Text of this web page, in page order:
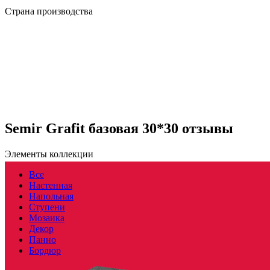
Страна производства
Semir Grafit базовая 30*30 отзывы
Элементы коллекции
Все
Настенная
Напольная
Ступени
Мозаика
Декор
Панно
Бордюр